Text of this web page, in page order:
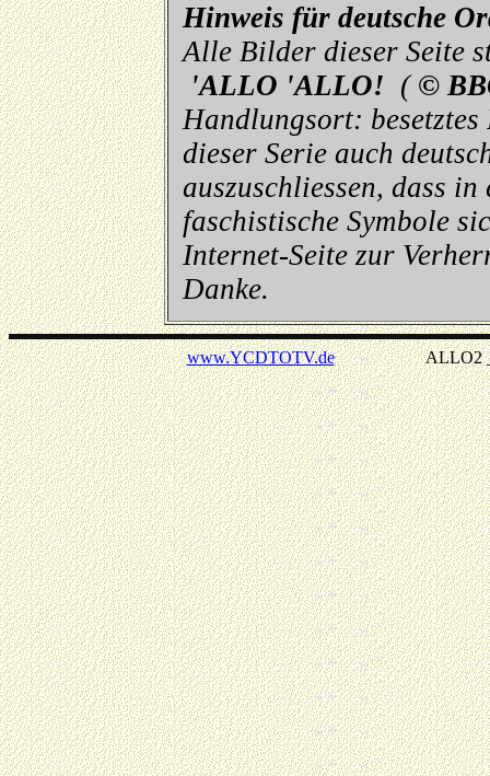
Hinweis für deutsche
Alle Bilder dieser Seite
'ALLO 'ALLO! ( ©
Handlungsort:
dieser Serie auch
auszuschliessen, dass in
faschistische Symbole
Internet-Seite zur
Danke.
www.YCDTOTV.deALLO2 _